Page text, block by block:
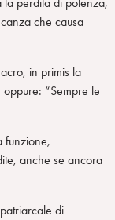
che causa
in primis la
“Sempre le
funzione,
anche se ancora
di